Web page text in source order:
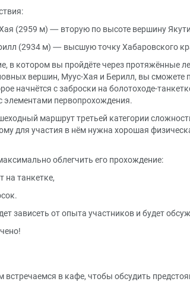
(2959 м) — вторую по высоте вершину
(2934 м) — высшую точку Хабаровского
в котором вы пройдёте через протяжённые
вершин, Муус-Хая и Берилл, вы сможете
начнётся с заброски на болотоходе-
элементами первопрохождения.
маршрут третьей категории
для участия в нём нужна хорошая
облегчить его прохождение:
на танкетке,
зависеть от опыта участников и будет
встречаемся в кафе, чтобы обсудить